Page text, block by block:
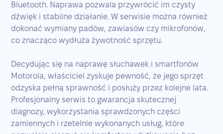
Bluetooth. Naprawa pozwala przywrócić im czysty
dźwięk i stabilne działanie. W serwisie można również
dokonać wymiany padów, zawiasów czy mikrofonów,
co znacząco wydłuża żywotność sprzętu.
Decydując się na naprawę słuchawek i smartfonów
Motorola, właściciel zyskuje pewność, że jego sprzęt
odzyska pełną sprawność i posłuży przez kolejne lata.
Profesjonalny serwis to gwarancja skutecznej
diagnozy, wykorzystania sprawdzonych części
zamiennych i rzetelnie wykonanych usług, które